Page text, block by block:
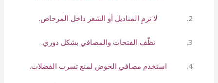
لا ترمِ المناديل أو الشعر داخل المرحاض.
نظّف الفتحات والمصافي بشكل دوري.
استخدم مصافي الحوض لمنع تسرب الفضلات.